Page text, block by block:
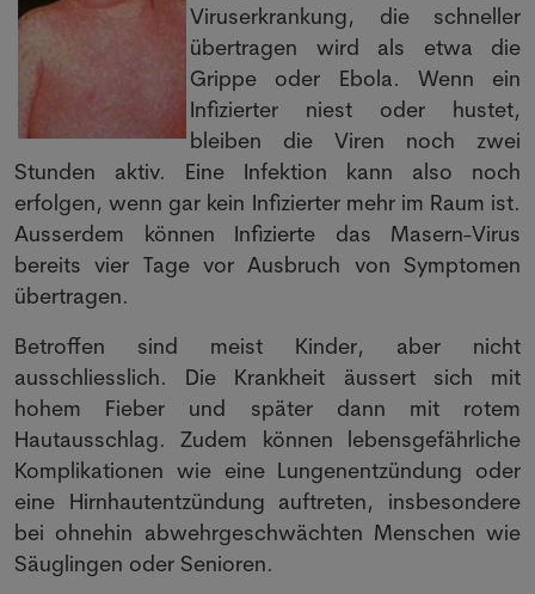
Viruserkrankung, die schneller
übertragen wird als etwa die
Grippe oder Ebola. Wenn ein
Infizierter niest oder hustet,
bleiben die Viren noch zwei
Stunden aktiv. Eine Infektion kann also noch
erfolgen, wenn gar kein Infizierter mehr im Raum ist.
Ausserdem können Infizierte das Masern-Virus
bereits vier Tage vor Ausbruch von Symptomen
übertragen.
Betroffen sind meist Kinder, aber nicht
ausschliesslich. Die Krankheit äussert sich mit
hohem Fieber und später dann mit rotem
Hautausschlag. Zudem können lebensgefährliche
Komplikationen wie eine Lungenentzündung oder
eine Hirnhautentzündung auftreten, insbesondere
bei ohnehin abwehrgeschwächten Menschen wie
Säuglingen oder Senioren.